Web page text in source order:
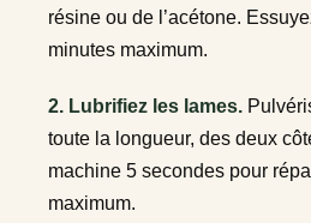
résine ou de l’acétone.
minutes maximum.
2. Lubrifiez les lames.
toute la longueur, des deux
machine 5 secondes pour
maximum.